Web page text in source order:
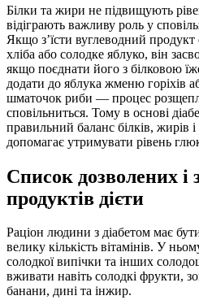
Білки та жири не підвищують
відіграють важливу роль у
Якщо з’їсти вуглеводний
хліба або солодке яблуко, він
якщо поєднати його з білковою
додати до яблука жменю горіхів
шматочок риби — процес
сповільниться. Тому в основі
правильний баланс білків, жирів
допомагає утримувати рівень
Список дозволених і
продуктів дієти
Раціон людини з діабетом має
велику кількість вітамінів. У
солодкої випічки та інших
вживати навіть солодкі фрукти,
банани, дині та інжир.